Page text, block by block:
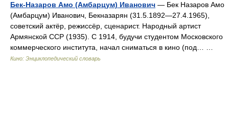
Бек-Назаров Амо (Амбарцум) Иванович — Бек Назаров Амо
(Амбарцум) Иванович, Бекназарян (31.5.1892—27.4.1965),
советский актёр, режиссёр, сценарист. Народный артист
Армянской ССР (1935). С 1914, будучи студентом Московского
коммерческого института, начал сниматься в кино (под… …
Кино: Энциклопедический словарь